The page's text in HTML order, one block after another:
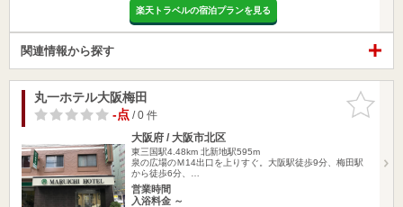
楽天トラベルの宿泊プランを見る
関連情報から探す
お気に入
りに追加
丸一ホテル大阪梅田
-点/ 0 件
大阪府 / 大阪市北区
東三国駅4.48km 北新地駅595m
泉の広場のＭ14出口を上りすぐ。大阪駅徒歩9分、梅田駅
から徒歩6分、…
営業時間
入浴料金 ～